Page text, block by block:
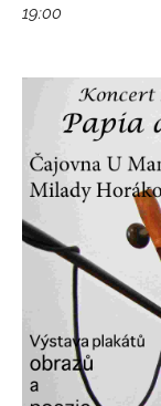
19:00